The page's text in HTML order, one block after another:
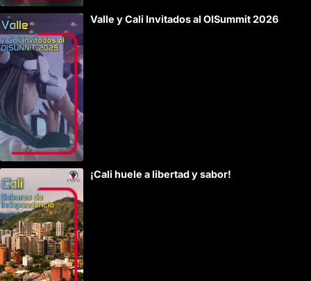
Valle y Cali Invitados al OISummit 2026
¡Cali huele a libertad y sabor!